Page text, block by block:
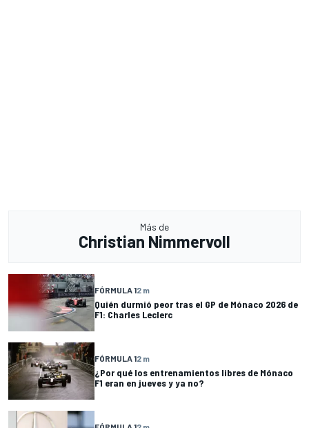
Más de
Christian Nimmervoll
FÓRMULA 12 m
Quién durmió peor tras el GP de Mónaco 2026 de
F1: Charles Leclerc
FÓRMULA 12 m
¿Por qué los entrenamientos libres de Mónaco
F1 eran en jueves y ya no?